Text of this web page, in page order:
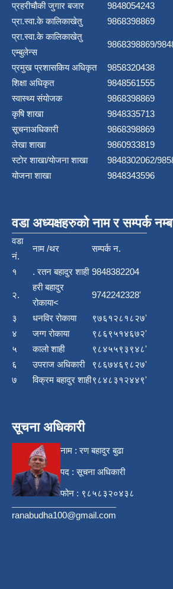
प्रहरीचौकी जुगार बजार
9848054243
प्रा.स्वा.के कालिकाखेतु
9868398869
प्रा.स्वा.के कालिकाखेतु
एम्बुलेन्स
9868398869/
प्रमुख प्रशासकिय अधिकृत
9858320438
शिक्षा अधिकृत
9848561555
स्वास्थ्य संयोजक
9868398869
कृषि शाखा
9848335713
सूचनाअधिकारी
9868398869
लेखा शाखा
9860933819
स्टाेर शाखा/योजना शाखा
9848302062/
योजना शाखा
9848343596
वडा अध्यक्षहरुको नाम र सम्पर्क
वडा
नं.
नाम /थर सम्पर्क न.
१ . रतन बहादुर शाही 9848382204
२.
हरी बहादुर
रोकाया<
9742242328'
३ धनविर रोकाया
९७६१२८१८२७'
४
जग्ग रोकाया
९८६९५१४६७२'
५
कालो शाही
९८४५५९३९४८'
६
उपराज अधिकारी
९८६७४६९८२७'
७
विक्रम बहादुर शाही९८४८३१२४४९'
सूचना अधिकारी
नाम : रण बहादुर बुढा
पद : सूचना अधिकारी
फोन : ९८५८३२०४३८
ranabudha100@gmail.com